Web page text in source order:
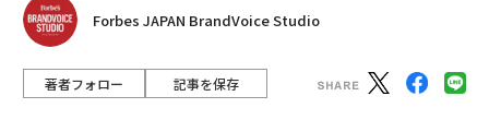
Forbes JAPAN BrandVoice Studio
著者フォロー 記事を保存